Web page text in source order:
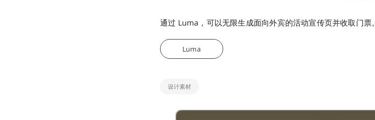
通过 Luma，可以无限生成面向外宾的活动宣传页并收取门票。
Luma
设计素材